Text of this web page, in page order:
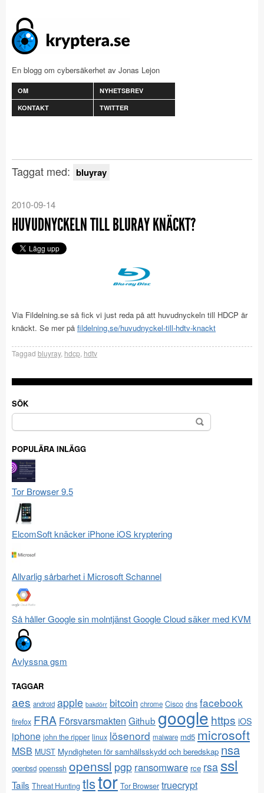
En blogg om cybersäkerhet av Jonas Lejon
OM
NYHETSBREV
KONTAKT
TWITTER
Taggat med: bluyray
2010-09-14
HUVUDNYCKELN TILL BLURAY KNÄCKT?
Via Fildelning.se så fick vi just reda på att huvudnyckeln till HDCP är
knäckt. Se mer på fildelning.se/huvudnyckel-till-hdtv-knackt
Taggad bluyray, hdcp hdtv
SÖK
Sök
efter:
POPULÄRA INLÄGG
Tor Browser 9.5
ElcomSoft knäcker iPhone iOS kryptering
Allvarlig sårbarhet i Microsoft Schannel
Så håller Google sin molntjänst Google Cloud säker med KVM
Avlyssna gsm
TAGGAR
aes android apple bakdörr bitcoin chrome Cisco dns facebook
firefox FRA Försvarsmakten Github google https iOS
iphone john the ripper linux lösenord malware md5 microsoft
MSB MUST Myndigheten för samhällsskydd och beredskap nsa
openbsd openssh openssl pgp ransomware rce rsa ssl
Tails Threat Hunting tlstor Tor Browser truecrypt